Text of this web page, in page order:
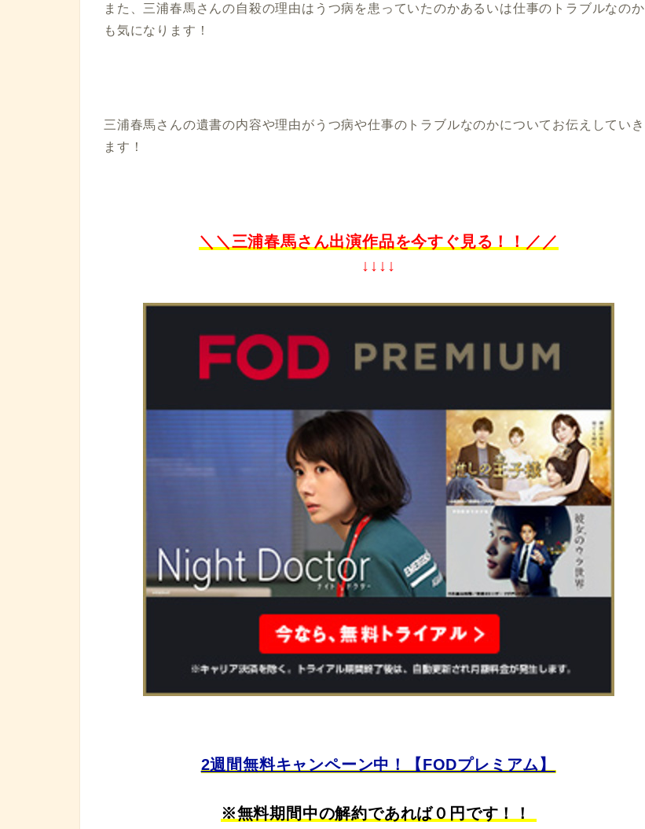
また、三浦春馬さんの自殺の理由はうつ病を患っていたのかあるいは仕事のトラブルなのか
も気になります！
三浦春馬さんの遺書の内容や理由がうつ病や仕事のトラブルなのかについてお伝えしていき
ます！
＼＼三浦春馬さん出演作品を今すぐ見る ！！／／
↓↓↓↓
2週間無料キャンペーン中！【FODプレミアム】
※無料期間中の解約であれば０円です！！